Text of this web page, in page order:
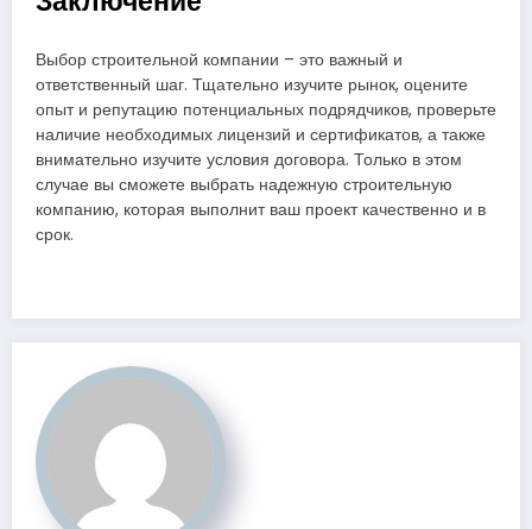
Выбор строительной компании – это важный и
ответственный шаг. Тщательно изучите рынок, оцените
опыт и репутацию потенциальных подрядчиков, проверьте
наличие необходимых лицензий и сертификатов, а также
внимательно изучите условия договора. Только в этом
случае вы сможете выбрать надежную строительную
компанию, которая выполнит ваш проект качественно и в
срок.